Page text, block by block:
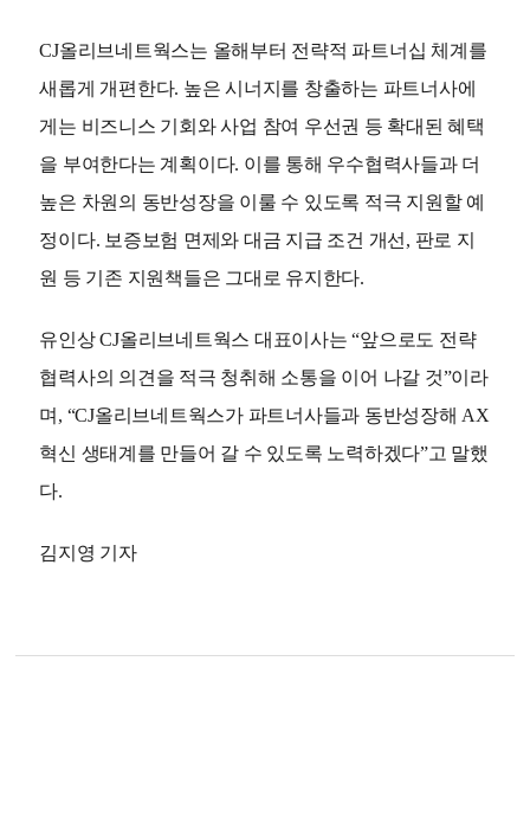
CJ올리브네트웍스는 올해부터 전략적 파트너십 체계를
새롭게 개편한다. 높은 시너지를 창출하는 파트너사에
게는 비즈니스 기회와 사업 참여 우선권 등 확대된 혜택
을 부여한다는 계획이다. 이를 통해 우수협력사들과 더
높은 차원의 동반성장을 이룰 수 있도록 적극 지원할 예
정이다. 보증보험 면제와 대금 지급 조건 개선, 판로 지
원 등 기존 지원책들은 그대로 유지한다.
유인상 CJ올리브네트웍스 대표이사는 “앞으로도 전략
협력사의 의견을 적극 청취해 소통을 이어 나갈 것”이라
며, “CJ올리브네트웍스가 파트너사들과 동반성장해 AX
혁신 생태계를 만들어 갈 수 있도록 노력하겠다”고 말했
다.
김지영 기자